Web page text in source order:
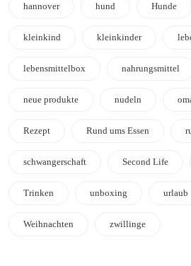
hannover hund Hunde
kleinkind kleinkinder
lebensmittelbox nahrungsmittel
neue produkte nudeln
Rezept Rund ums Essen
schwangerschaft Second Life
Trinken unboxing urlaub
Weihnachten zwillinge